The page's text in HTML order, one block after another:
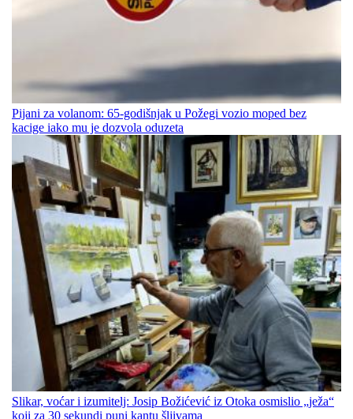
Pijani za volanom: 65-godišnjak u Požegi vozio moped bez
kacige iako mu je dozvola oduzeta
Slikar, voćar i izumitelj: Josip Božićević iz Otoka osmislio „ježa“
koji za 30 sekundi puni kantu šljivama